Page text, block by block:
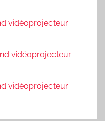
vidéoprojecteur
vidéoprojecteur
vidéoprojecteur